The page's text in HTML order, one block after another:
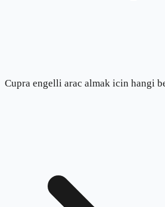
Cupra engelli arac almak icin hangi